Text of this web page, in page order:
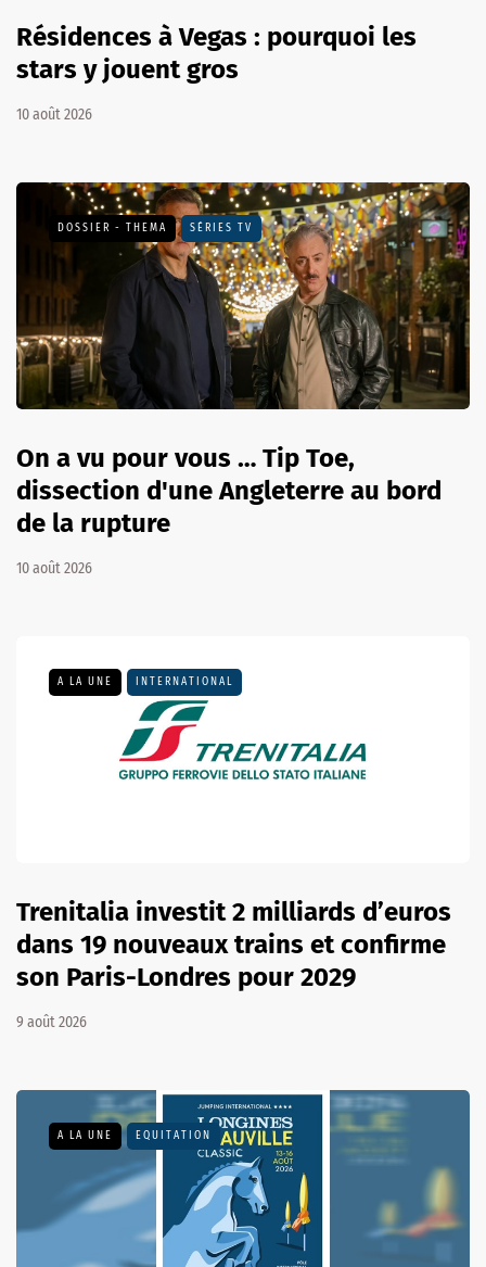
Résidences à Vegas : pourquoi les
stars y jouent gros
10 août 2026
DOSSIER - THEMA SÉRIES TV
On a vu pour vous … Tip Toe,
dissection d'une Angleterre au bord
de la rupture
10 août 2026
A LA UNE INTERNATIONAL
Trenitalia investit 2 milliards d’euros
dans 19 nouveaux trains et confirme
son Paris-Londres pour 2029
9 août 2026
A LA UNE EQUITATION